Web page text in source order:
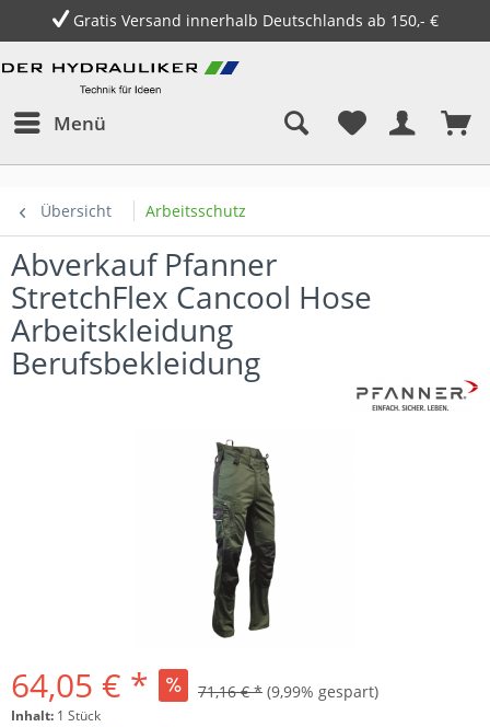
Gratis Versand innerhalb Deutschlands ab 150,- €
Menü
Übersicht Arbeitsschutz
Abverkauf Pfanner
StretchFlex Cancool Hose
Arbeitskleidung
Berufsbekleidung
64,05 € * 71,16 € * (9,99% gespart)
Inhalt: 1 Stück